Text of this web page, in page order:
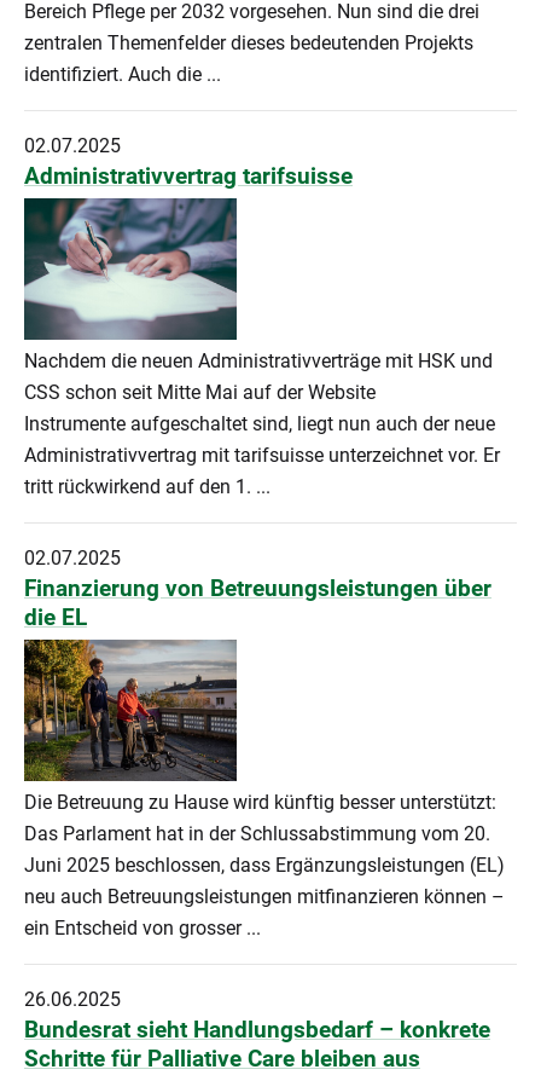
Bereich Pflege per 2032 vorgesehen. Nun sind die drei
zentralen Themenfelder dieses bedeutenden Projekts
identifiziert. Auch die ...
02.07.2025
Administrativvertrag tarifsuisse
Nachdem die neuen Administrativverträge mit HSK und
CSS schon seit Mitte Mai auf der Website
Instrumente aufgeschaltet sind, liegt nun auch der neue
Administrativvertrag mit tarifsuisse unterzeichnet vor. Er
tritt rückwirkend auf den 1. ...
02.07.2025
Finanzierung von Betreuungsleistungen über
die EL
Die Betreuung zu Hause wird künftig besser unterstützt:
Das Parlament hat in der Schlussabstimmung vom 20.
Juni 2025 beschlossen, dass Ergänzungsleistungen (EL)
neu auch Betreuungsleistungen mitfinanzieren können –
ein Entscheid von grosser ...
26.06.2025
Bundesrat sieht Handlungsbedarf – konkrete
Schritte für Palliative Care bleiben aus